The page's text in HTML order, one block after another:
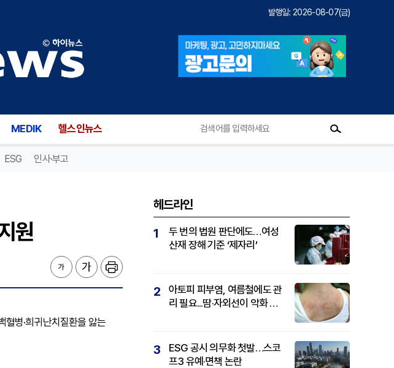
발행일: 2026-08-07(금)
MEDIK 헬스인뉴스
ESG 인사·부고
원
병·희귀난치질환을 앓는
헤드라인
1
두 번의 법원 판단에도…여성
산재 장해 기준 ‘제자리’
2
아토피 피부염, 여름철에도 관
리 필요...땀·자외선이 악화 요
3
ESG 공시 의무화 첫발…스코
프3 유예·면책 논란